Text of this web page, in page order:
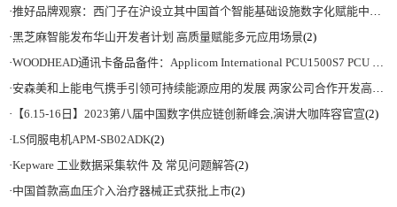
·推好品牌观察：西门子在沪设立其中国首个智能基础设施数字化赋能中心
·黑芝麻智能发布华山开发者计划 高质量赋能多元应用场景(2)
·WOODHEAD通讯卡备品备件：Applicom International PCU1500S7 PCU 1500 S7 V4.5.0
·安森美和上能电气携手引领可持续能源应用的发展 两家公司合作开发高性能储能和太阳能组串式逆变器方案 以实现可持续的未来
· 【6.15-16日】2023第八届中国数字供应链创新峰会,演讲大咖阵容官宣(2)
·LS伺服电机APM-SB02ADK(2)
·Kepware 工业数据采集软件 及 常见问题解答(2)
·中国首款高血压介入治疗器械正式获批上市(2)